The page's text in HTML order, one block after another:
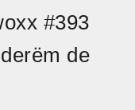
#393
de